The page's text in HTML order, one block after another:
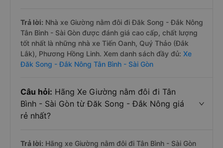
Trả lời: Nhà xe Giường nằm đôi đi Đăk Song - Đắk Nông
Tân Bình - Sài Gòn được đánh giá cao cấp, chất lượng
tốt nhất là những nhà xe Tiến Oanh, Quý Thảo (Đắk
Lắk), Phương Hồng Linh. Xem danh sách đầy đủ: Xe
Đăk Song - Đắk Nông Tân Bình - Sài Gòn
Câu hỏi: Hãng Xe Giường nằm đôi đi Tân
Bình - Sài Gòn từ Đăk Song - Đắk Nông giá
rẻ nhất?
Trả lời: Hãng xe Giường nằm đôi đi Tân Bình - Sài Gòn